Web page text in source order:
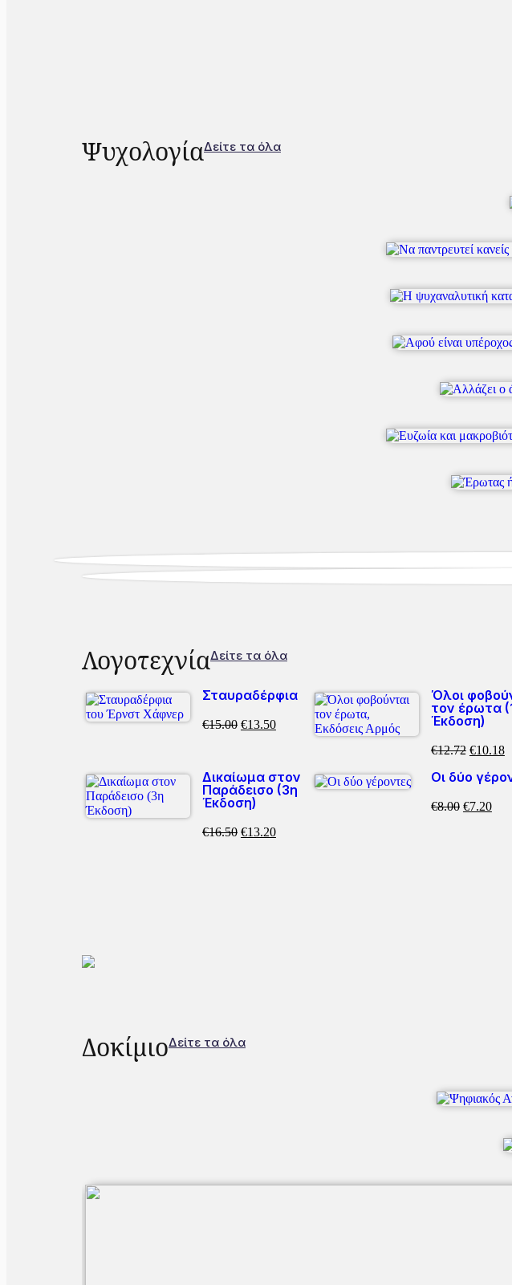
ΨυχολογίαΔείτε τα όλα
ΛογοτεχνίαΔείτε τα όλα
Σταυραδέρφια
€15.00 €13.50
Όλοι
τον έρωτα
Έκδοση)
€12.72 €10.18
Δικαίωμα στον
Παράδεισο (3η
Έκδοση)
€16.50 €13.20
Οι δύο
€8.00 €7.20
ΔοκίμιοΔείτε τα όλα